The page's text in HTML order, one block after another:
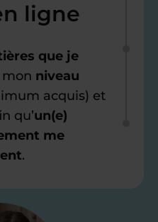
ligne
que je
mon niveau
acquis) et
qu’un(e)
me
.